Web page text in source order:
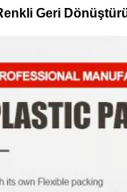
Geri